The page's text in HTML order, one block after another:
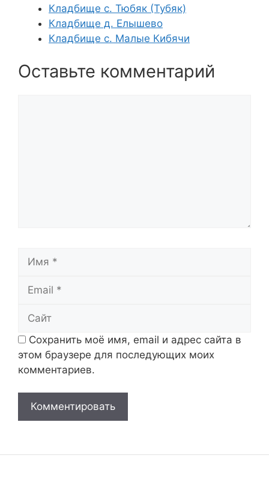
Кладбище с. Тюбяк (Тубяк)
Кладбище д. Елышево
Кладбище с. Малые Кибячи
Оставьте комментарий
Сохранить моё имя, email и адрес сайта в
этом браузере для последующих моих
комментариев.